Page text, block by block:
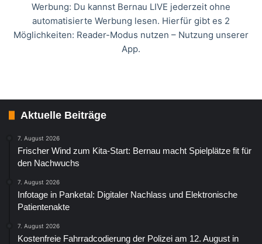
Werbung: Du kannst Bernau LIVE jederzeit ohne
automatisierte Werbung lesen. Hierfür gibt es 2
Möglichkeiten: Reader-Modus nutzen – Nutzung unserer
App.
Aktuelle Beiträge
7. August 2026
Frischer Wind zum Kita-Start: Bernau macht Spielplätze fit für
den Nachwuchs
7. August 2026
Infotage in Panketal: Digitaler Nachlass und Elektronische
Patientenakte
7. August 2026
Kostenfreie Fahrradcodierung der Polizei am 12. August in